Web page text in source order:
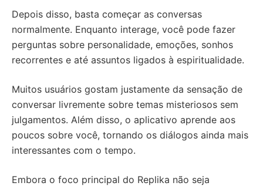
Depois disso, basta começar as conversas
normalmente. Enquanto interage, você pode fazer
perguntas sobre personalidade, emoções, sonhos
recorrentes e até assuntos ligados à espiritualidade.
Muitos usuários gostam justamente da sensação de
conversar livremente sobre temas misteriosos sem
julgamentos. Além disso, o aplicativo aprende aos
poucos sobre você, tornando os diálogos ainda mais
interessantes com o tempo.
Embora o foco principal do Replika não seja